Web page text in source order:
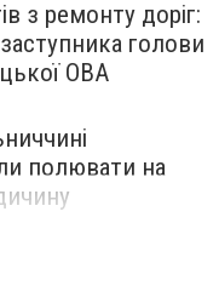
з ремонту доріг:
голови
ОВА
полювати на